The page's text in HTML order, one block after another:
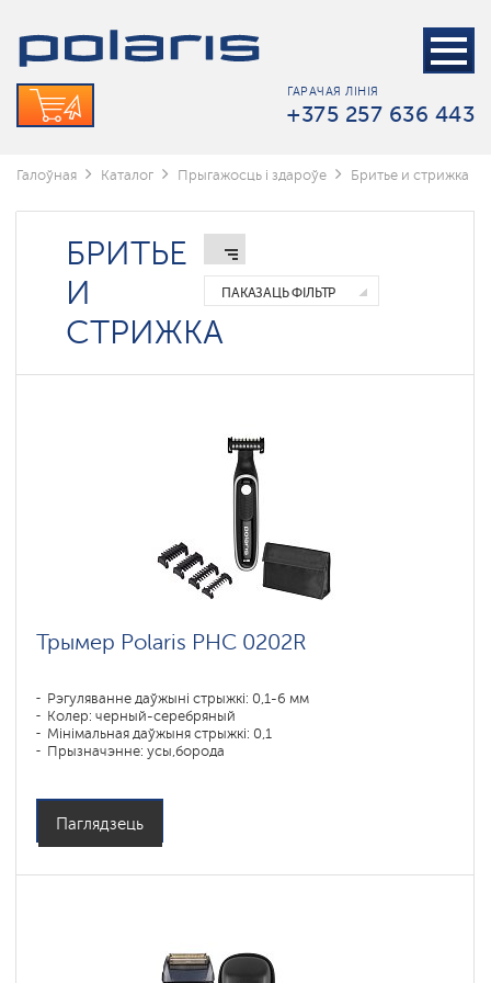
ГАРАЧАЯ ЛІНІЯ
+375 257 636 443
Галоўная Каталог Прыгажосць і здароўе Бритье и стрижка
БРИТЬЕ
И
СТРИЖКА
ПАКАЗАЦЬ ФІЛЬТР
Трымер Polaris PHC 0202R
Рэгуляванне даўжыні стрыжкі: 0,1-6 мм
Колер: черный-серебряный
Мінімальная даўжыня стрыжкі: 0,1
Прызначэнне: усы,борода
Паглядзець
Электробритвы
Трымеры
Машынкі
для
стрыжкі